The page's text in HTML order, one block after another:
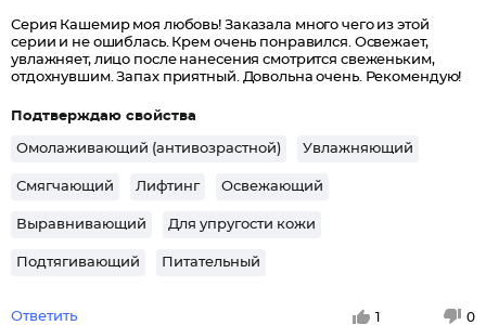
Серия Кашемир моя любовь! Заказала много чего из этой
серии и не ошиблась. Крем очень понравился. Освежает,
увлажняет, лицо после нанесения смотрится свеженьким,
отдохнувшим. Запах приятный. Довольна очень. Рекомендую!
Подтверждаю свойства
Омолаживающий (антивозрастной) Увлажняющий
Смягчающий Лифтинг Освежающий
Выравнивающий Для упругости кожи
Подтягивающий Питательный
Ответить 1 0